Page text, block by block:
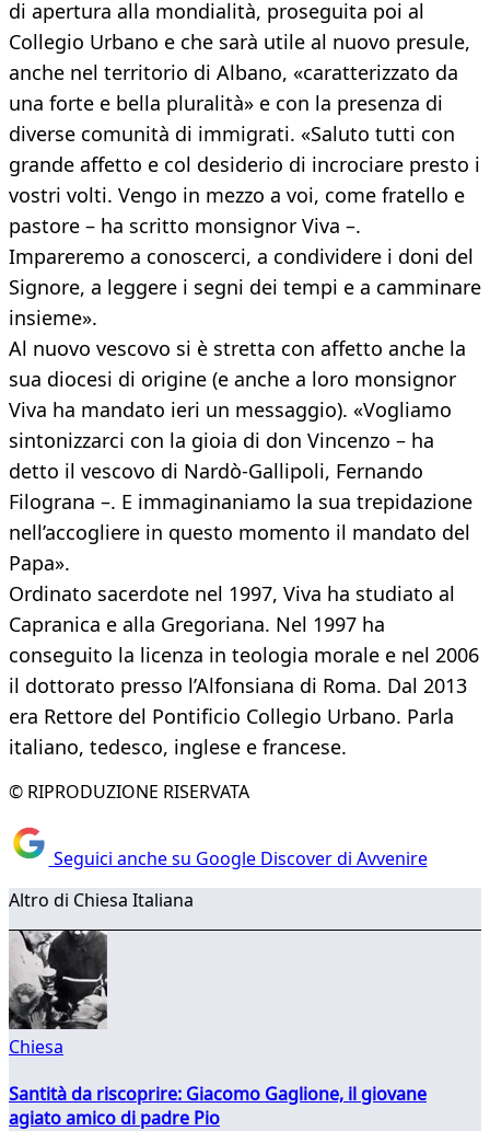
di apertura alla mondialità, proseguita poi al
Collegio Urbano e che sarà utile al nuovo presule,
anche nel territorio di Albano, «caratterizzato da
una forte e bella pluralità» e con la presenza di
diverse comunità di immigrati. «Saluto tutti con
grande affetto e col desiderio di incrociare presto i
vostri volti. Vengo in mezzo a voi, come fratello e
pastore – ha scritto monsignor Viva –.
Impareremo a conoscerci, a condividere i doni del
Signore, a leggere i segni dei tempi e a camminare
insieme».
Al nuovo vescovo si è stretta con affetto anche la
sua diocesi di origine (e anche a loro monsignor
Viva ha mandato ieri un messaggio). «Vogliamo
sintonizzarci con la gioia di don Vincenzo – ha
detto il vescovo di Nardò-Gallipoli, Fernando
Filograna –. E immaginaniamo la sua trepidazione
nell’accogliere in questo momento il mandato del
Papa».
Ordinato sacerdote nel 1997, Viva ha studiato al
Capranica e alla Gregoriana. Nel 1997 ha
conseguito la licenza in teologia morale e nel 2006
il dottorato presso l’Alfonsiana di Roma. Dal 2013
era Rettore del Pontificio Collegio Urbano. Parla
italiano, tedesco, inglese e francese.
© RIPRODUZIONE RISERVATA
Seguici anche su Google Discover di Avvenire
Altro di Chiesa Italiana
Chiesa
Santità da riscoprire: Giacomo Gaglione, il giovane
agiato amico di padre Pio